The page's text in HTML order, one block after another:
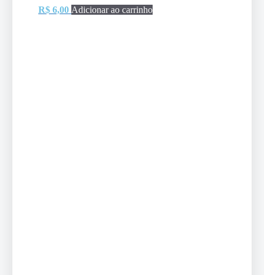
R$6,00 Adicionar ao carrinho